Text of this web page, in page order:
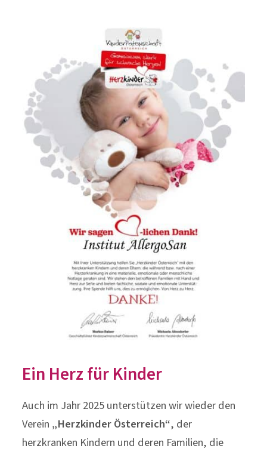
Ein Herz für Kinder
Auch im Jahr 2025 unterstützen wir wieder den
Verein „Herzkinder Österreich“, der
herzkranken Kindern und deren Familien, die